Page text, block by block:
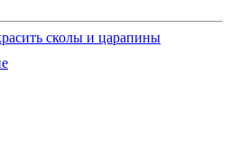
сколы и царапины